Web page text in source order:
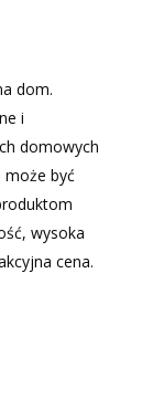
dom.
i
domowych
może być
wysoka
cena.